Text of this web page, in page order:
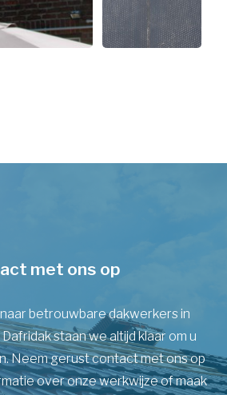
met ons op
betrouwbare dakwerkers in
staan we altijd klaar om u
Neem gerust contact met ons op
over onze werkwijze of maak